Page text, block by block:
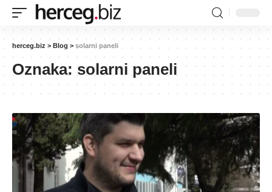
herceg.biz > Blog > solarni paneli
Oznaka:solarni paneli